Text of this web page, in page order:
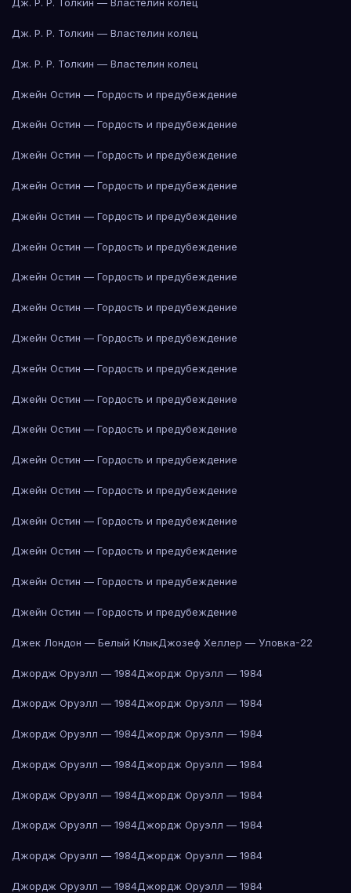
Дж. Р. Р. Толкин — Властелин колец
Дж. Р. Р. Толкин — Властелин колец
Дж. Р. Р. Толкин — Властелин колец
Джейн Остин — Гордость и предубеждение
Джейн Остин — Гордость и предубеждение
Джейн Остин — Гордость и предубеждение
Джейн Остин — Гордость и предубеждение
Джейн Остин — Гордость и предубеждение
Джейн Остин — Гордость и предубеждение
Джейн Остин — Гордость и предубеждение
Джейн Остин — Гордость и предубеждение
Джейн Остин — Гордость и предубеждение
Джейн Остин — Гордость и предубеждение
Джейн Остин — Гордость и предубеждение
Джейн Остин — Гордость и предубеждение
Джейн Остин — Гордость и предубеждение
Джейн Остин — Гордость и предубеждение
Джейн Остин — Гордость и предубеждение
Джейн Остин — Гордость и предубеждение
Джейн Остин — Гордость и предубеждение
Джейн Остин — Гордость и предубеждение
Джек Лондон — Белый КлыкДжозеф Хеллер — Уловка-22
Джордж Оруэлл — 1984Джордж Оруэлл — 1984
Джордж Оруэлл — 1984Джордж Оруэлл — 1984
Джордж Оруэлл — 1984Джордж Оруэлл — 1984
Джордж Оруэлл — 1984Джордж Оруэлл — 1984
Джордж Оруэлл — 1984Джордж Оруэлл — 1984
Джордж Оруэлл — 1984Джордж Оруэлл — 1984
Джордж Оруэлл — 1984Джордж Оруэлл — 1984
Джордж Оруэлл — 1984Джордж Оруэлл — 1984